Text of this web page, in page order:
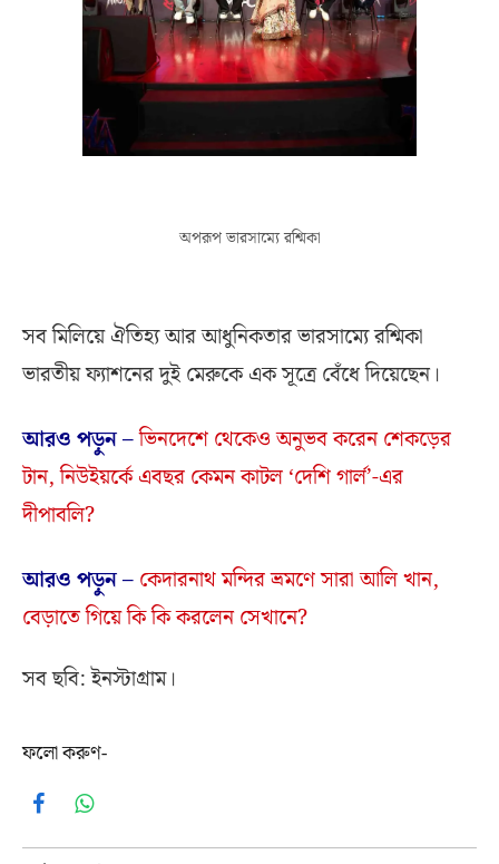
অপরূপ ভারসাম্যে রশ্মিকা
সব মিলিয়ে ঐতিহ্য আর আধুনিকতার ভারসাম্যে রশ্মিকা
ভারতীয় ফ্যাশনের দুই মেরুকে এক সূত্রে বেঁধে দিয়েছেন।
আরও পড়ুন –ভিনদেশে থেকেও অনুভব করেন শেকড়ের
টান, নিউইয়র্কে এবছর কেমন কাটল ‘দেশি গার্ল’-এর
দীপাবলি?
আরও পড়ুন –কেদারনাথ মন্দির ভ্রমণে সারা আলি খান,
বেড়াতে গিয়ে কি কি করলেন সেখানে?
সব ছবি: ইনস্টাগ্রাম।
ফলো করুণ-
FacebookWhatsApp